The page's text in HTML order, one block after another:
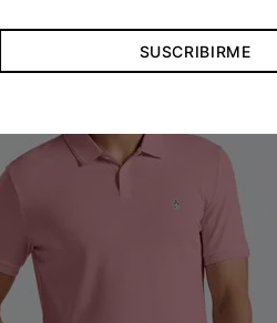
SUSCRIBIRME